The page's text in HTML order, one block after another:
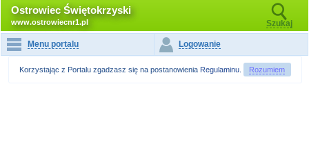
Ostrowiec Świętokrzyski
www.ostrowiecnr1.pl Szukaj
Menu portalu Logowanie
Korzystając z Portalu zgadzasz się na postanowienia Regulaminu Rozumiem